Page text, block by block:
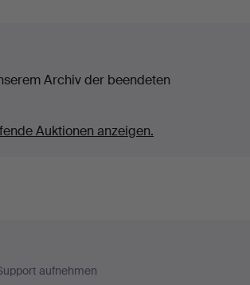
Archiv der beendeten
Auktionen anzeigen.
aufnehmen